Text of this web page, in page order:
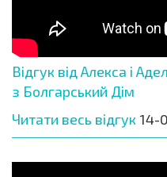
Відгук від Алекса і
з Болгарський Дім
Читати весь відгук 14-